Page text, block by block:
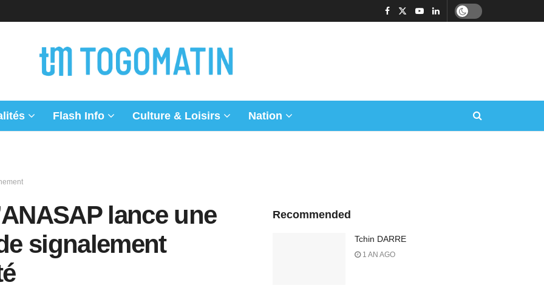
Flash Info Culture & Loisirs Nation
lance une
signalement
Recommended
Tchin DARRE
1 AN AGO